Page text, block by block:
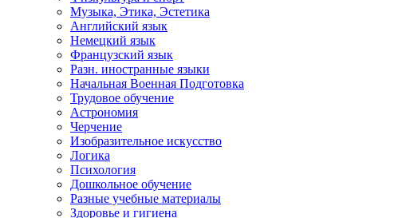
Музыка, Этика, Эстетика
Английский язык
Немецкий язык
Французский язык
Разн. иностранные языки
Начальная Военная Подготовка
Трудовое обучение
Астрономия
Черчение
Изобразительное искусство
Логика
Психология
Дошкольное обучение
Разные учебные материалы
Здоровье и гигиена